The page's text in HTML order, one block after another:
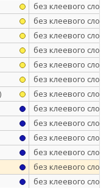
без клеевого слоя
без клеевого слоя
без клеевого слоя
без клеевого слоя
без клеевого слоя
без клеевого слоя
без клеевого слоя
без клеевого слоя
без клеевого слоя
без клеевого слоя
без клеевого слоя
без клеевого слоя
без клеевого слоя